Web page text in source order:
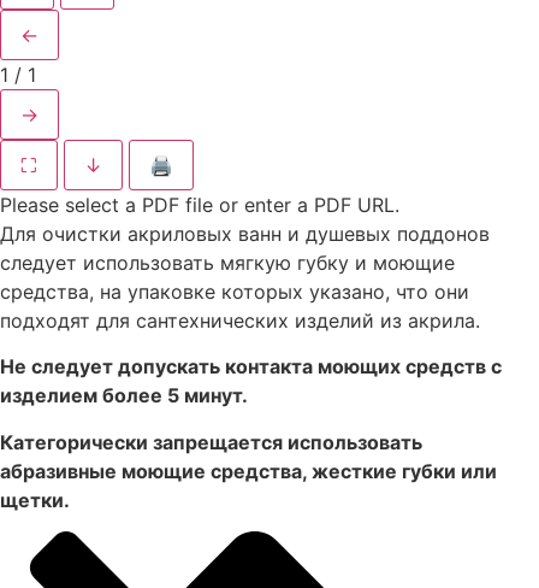
←
1 / 1
→
⛶ ↓
🖨
Please select a PDF file or enter a PDF URL.
Для очистки акриловых ванн и душевых поддонов
следует использовать мягкую губку и моющие
средства, на упаковке которых указано, что они
подходят для сантехнических изделий из акрила.
Не следует допускать контакта моющих средств с
изделием более 5 минут.
Категорически запрещается использовать
абразивные моющие средства, жесткие губки или
щетки.